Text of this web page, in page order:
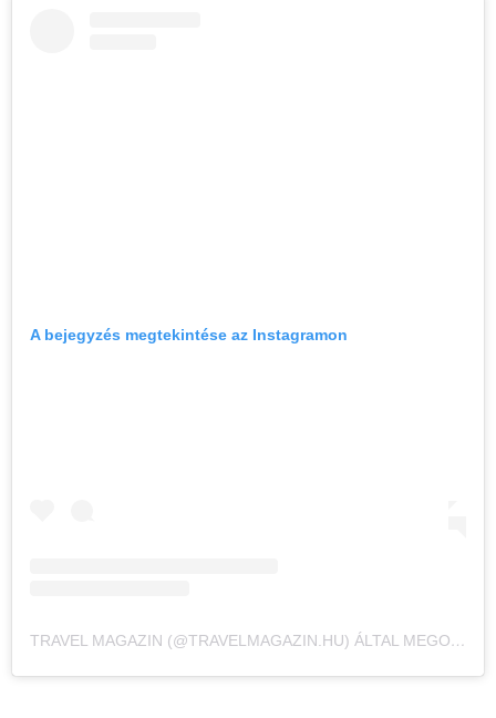
A bejegyzés megtekintése az Instagramon
TRAVEL MAGAZIN (@TRAVELMAGAZIN.HU) ÁLTAL MEGOSZTOTT BEJEGYZÉS